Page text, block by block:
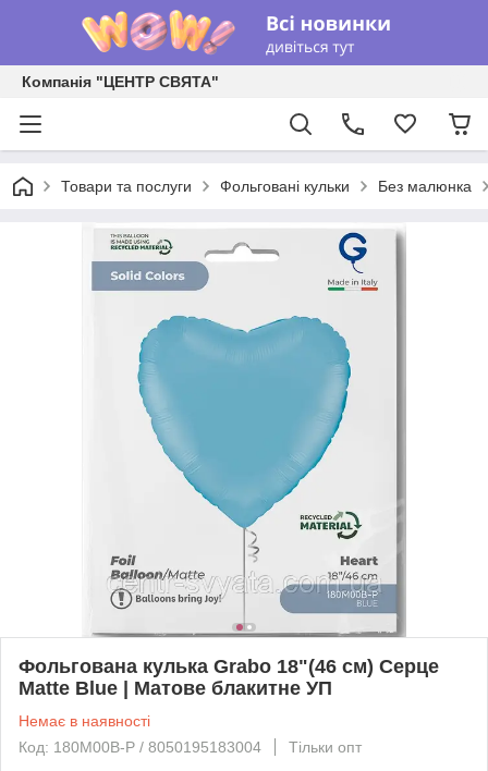
Компанія "ЦЕНТР СВЯТА"
Товари та послуги Фольговані кульки Без малюнка
Фольгована кулька Grabo 18"(46 см) Серце
Matte Blue | Матове блакитне УП
Немає в наявності
Код: 180M00B-P / 8050195183004
Тільки опт